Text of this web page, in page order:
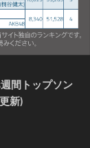
週間トップソン
新)